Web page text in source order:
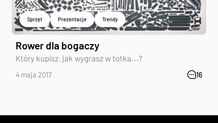
Sprzęt Prezentacje Trendy
Rower dla bogaczy
Który kupisz, jak wygrasz w totka...?
4 maja 2017 16